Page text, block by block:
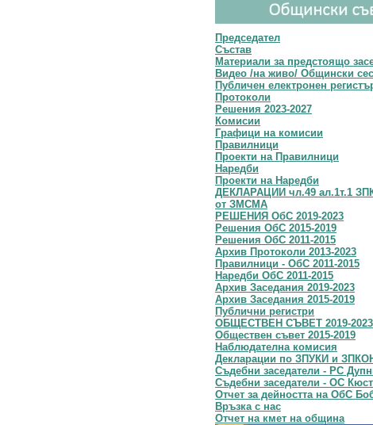
Председател
Състав
Материали за предстоящо
Видео /на живо/ Общински
Публичен електронен
Протоколи
Решения 2023-2027
Комисии
Графици на комисии
Правилници
Проекти на Правилници
Наредби
Проекти на Наредби
ДЕКЛАРАЦИИ чл.49 ал.1т.1
от ЗМСМА
РЕШЕНИЯ ОбС 2019-2023
Решения OбС 2015-2019
Решения ОбС 2011-2015
Архив Протоколи 2013-2023
Правилници - ОбС 2011-2015
Наредби ОбС 2011-2015
Архив Заседания 2019-2023
Архив Заседания 2015-2019
Публични регистри
ОБЩЕСТВЕН СЪВЕТ 2019-2023
Обществен съвет 2015-2019
Наблюдателна комисия
Декларации по ЗПУКИ и
Съдебни заседатели - РС
Съдебни заседатели - ОС
Отчет за дейността на ОбС
Връзка с нас
Отчет на кмет на община